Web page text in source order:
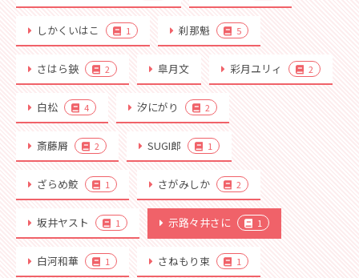
しかくいはこ 1 刹那魁 5
さはら鋏 2 皐月文 彩月ユリィ 2
白松 4 汐にがり 2
斎藤屑 2 SUGI郎 1
ざらめ鮫 1 さがみしか 2
坂井ヤスト 1 示路々井さに 1
白河和華 1 さねもり束 1